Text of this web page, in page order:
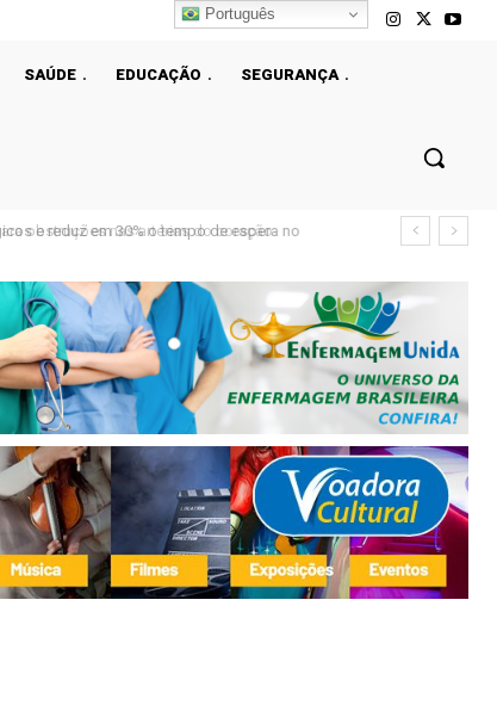
SAÚDE EDUCAÇÃO
SEGURANÇA
obstruções nas artérias do coração
Português